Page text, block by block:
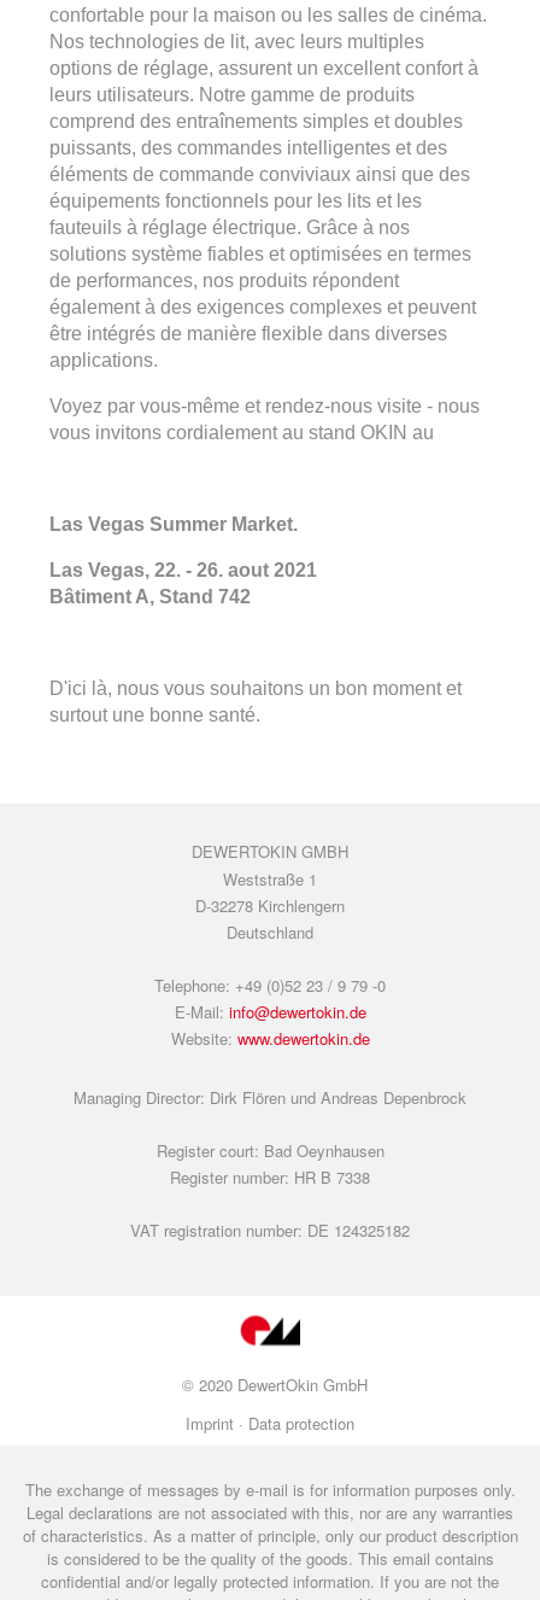
confortable pour la maison ou les salles de cinéma.
Nos technologies de lit, avec leurs multiples
options de réglage, assurent un excellent confort à
leurs utilisateurs. Notre gamme de produits
comprend des entraînements simples et doubles
puissants, des commandes intelligentes et des
éléments de commande conviviaux ainsi que des
équipements fonctionnels pour les lits et les
fauteuils à réglage électrique. Grâce à nos
solutions système fiables et optimisées en termes
de performances, nos produits répondent
également à des exigences complexes et peuvent
être intégrés de manière flexible dans diverses
applications.
Voyez par vous-même et rendez-nous visite - nous
vous invitons cordialement au stand OKIN au
Las Vegas Summer Market.
Las Vegas, 22. - 26. aout 2021
Bâtiment A, Stand 742
D'ici là, nous vous souhaitons un bon moment et
surtout une bonne santé.
DEWERTOKIN GMBH
Weststraße 1
D-32278 Kirchlengern
Deutschland
Telephone: +49 (0)52 23 / 9 79 -0
E-Mail: info@dewertokin.de
Website: www.dewertokin.de
Managing Director: Dirk Flören und Andreas Depenbrock
Register court: Bad Oeynhausen
Register number: HR B 7338
VAT registration number: DE 124325182
© 2020 DewertOkin GmbH
Imprint · Data protection
The exchange of messages by e-mail is for information purposes only.
Legal declarations are not associated with this, nor are any warranties
of characteristics. As a matter of principle, only our product description
is considered to be the quality of the goods. This email contains
confidential and/or legally protected information. If you are not the